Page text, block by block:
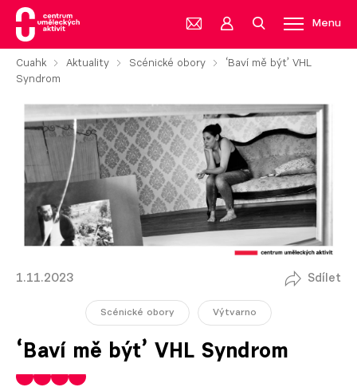
Menu
Cuahk Aktuality Scénické obory
‘Baví mě být’ VHL
Syndrom
1.11.2023 Sdílet
Scénické obory Výtvarno
‘Baví mě být’ VHL Syndrom